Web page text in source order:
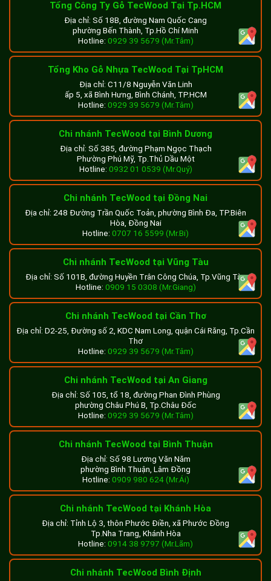
Tổng Công Ty Gỗ TecWood Tại Tp.HCM
Địa chỉ: Số 18B, đường Nam Quốc Cang
phường Bến Thành, Tp.Hồ Chí Minh
Hotline: 0929 39 5679 (Mr.Tâm)
Tổng Kho Gỗ Nhựa TecWood Tại TpHCM
Địa chỉ: C11/8 Nguyễn Văn Linh
ấp 5, xã Bình Hưng, Bình Chánh, TP.HCM
Hotline: 0929 39 5679 (Mr.Tâm)
Chi nhánh TecWood tại Bình Dương
Địa chỉ: Số 385, đường Phạm Ngọc Thạch
Phường Phú Mỹ, Tp.Thủ Dầu Một
Hotline: 0932 01 0539 (Mr.Quý)
Chi nhánh TecWood tại Đồng Nai
Địa chỉ: 248 Đường Trần Quốc Toản, phường Bình Đa, TP.Biên
Hòa, Đồng Nai
Hotline: 0707 16 5599 (Mr.Bi)
Chi nhánh TecWood tại Vũng Tàu
Địa chỉ: Số 101B, đường Huyền Trân Công Chúa, Tp.Vũng Tàu
Hotline: 0909 15 0308 (Mr.Giang)
Chi nhánh TecWood tại Cần Thơ
Địa chỉ: D2-25, Đường số 2, KDC Nam Long, quận Cái Răng, Tp.Cần
Thơ
Hotline: 0929 39 5679 (Mr.Tâm)
Chi nhánh TecWood tại An Giang
Địa chỉ: Số 105, tổ 18, đường Phan Đình Phùng
phường Châu Phú B, Tp.Châu Đốc
Hotline: 0929 39 5679 (Mr.Tâm)
Chi nhánh TecWood tại Bình Thuận
Địa chỉ: Số 98 Lương Văn Năm
phường Bình Thuận, Lâm Đồng
Hotline: 0909 980 624 (Mr.Ái)
Chi nhánh TecWood tại Khánh Hòa
Địa chỉ: Tỉnh Lộ 3, thôn Phước Điền, xã Phước Đồng
Tp.Nha Trang, Khánh Hòa
Hotline: 0914 38 9797 (Mr.Lãm)
Chi nhánh TecWood Bình Định